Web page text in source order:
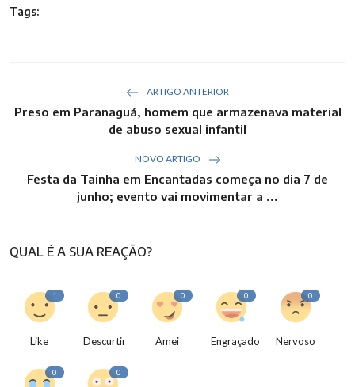
Tags:
ARTIGO ANTERIOR
Preso em Paranaguá, homem que armazenava material
de abuso sexual infantil
NOVO ARTIGO
Festa da Tainha em Encantadas começa no dia 7 de
junho; evento vai movimentar a ...
QUAL É A SUA REAÇÃO?
1
Like
0
Descurtir
0
Amei
0
Engraçado
0
Nervoso
0 0